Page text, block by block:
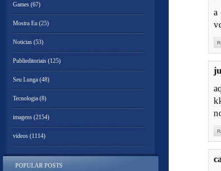
a
Games (67)
Mostra Eu (25)
Noticias (53)
Publieditoriais (125)
Seu Lunga (48)
Tecnologia (8)
imagens (2154)
videos (1114)
POPULAR POSTS